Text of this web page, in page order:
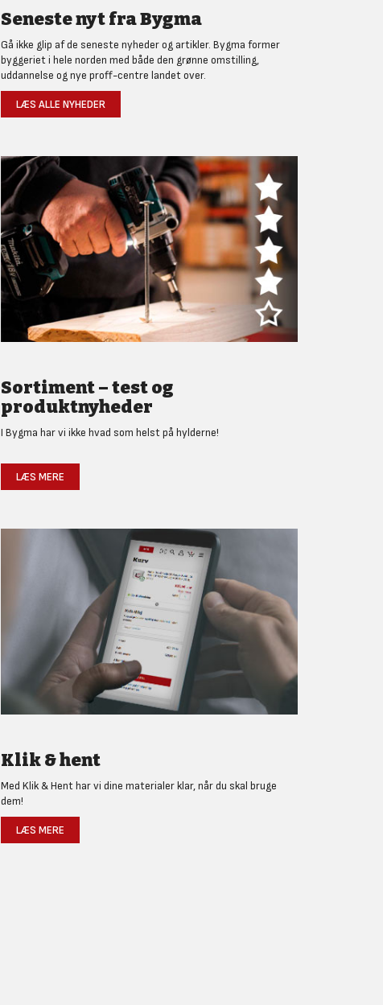
Seneste nyt fra Bygma
Gå ikke glip af de seneste nyheder og artikler. Bygma former
byggeriet i hele norden med både den grønne omstilling,
uddannelse og nye proff-centre landet over.
LÆS ALLE NYHEDER
Sortiment – test og
produktnyheder
I Bygma har vi ikke hvad som helst på hylderne!
LÆS MERE
Klik & hent
Med Klik & Hent har vi dine materialer klar, når du skal bruge
dem!
LÆS MERE